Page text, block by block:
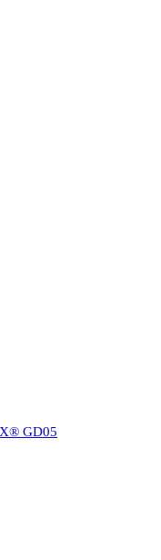
GD05